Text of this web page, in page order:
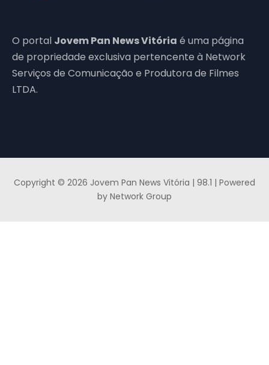
O portal Jovem Pan News Vitória é uma página
de propriedade exclusiva pertencente à Network
Serviços de Comunicação e Produtora de Filmes
LTDA.
Copyright © 2026 Jovem Pan News Vitória | 98.1 | Powered
by Network Group